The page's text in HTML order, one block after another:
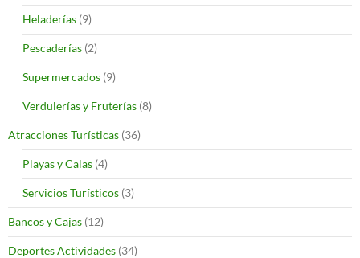
Heladerías (9)
Pescaderías (2)
Supermercados (9)
Verdulerías y Fruterías (8)
Atracciones Turísticas (36)
Playas y Calas (4)
Servicios Turísticos (3)
Bancos y Cajas (12)
Deportes Actividades (34)